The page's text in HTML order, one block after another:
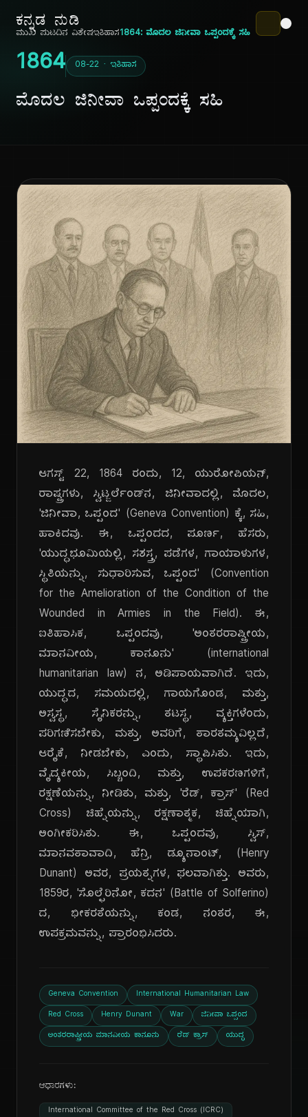
ಕನ್ನಡ ನುಡಿ
ಮುಖ ಪುಟದಿನ ವಿಶೇಷಇತಿಹಾಸ1864: ಮೊದಲ ಜಿನೀವಾ ಒಪ್ಪಂದಕ್ಕೆ ಸಹಿ
1864 08-22 · ಇತಿಹಾಸ
ಮೊದಲ ಜಿನೀವಾ ಒಪ್ಪಂದಕ್ಕೆ ಸಹಿ
ಆಗಸ್ಟ್ 22, 1864 ರಂದು, 12, ಯುರೋಪಿಯನ್,
ರಾಷ್ಟ್ರಗಳು, ಸ್ವಿಟ್ಜರ್ಲೆಂಡ್‌ನ, ಜಿನೀವಾದಲ್ಲಿ, ಮೊದಲ,
'ಜಿನೀವಾ, ಒಪ್ಪಂದ' (Geneva Convention) ಕ್ಕೆ, ಸಹಿ,
ಹಾಕಿದವು. ಈ, ಒಪ್ಪಂದದ, ಪೂರ್ಣ, ಹೆಸರು,
'ಯುದ್ಧಭೂಮಿಯಲ್ಲಿ, ಸಶಸ್ತ್ರ, ಪಡೆಗಳ, ಗಾಯಾಳುಗಳ,
ಸ್ಥಿತಿಯನ್ನು, ಸುಧಾರಿಸುವ, ಒಪ್ಪಂದ' (Convention
for the Amelioration of the Condition of the
Wounded in Armies in the Field). ಈ,
ಐತಿಹಾಸಿಕ, ಒಪ್ಪಂದವು, 'ಅಂತರರಾಷ್ಟ್ರೀಯ,
ಮಾನವೀಯ, ಕಾನೂನು' (international
humanitarian law) ನ, ಅಡಿಪಾಯವಾಗಿದೆ. ಇದು,
ಯುದ್ಧದ, ಸಮಯದಲ್ಲಿ, ಗಾಯಗೊಂಡ, ಮತ್ತು,
ಅಸ್ವಸ್ಥ, ಸೈನಿಕರನ್ನು, ತಟಸ್ಥ, ವ್ಯಕ್ತಿಗಳೆಂದು,
ಪರಿಗಣಿಸಬೇಕು, ಮತ್ತು, ಅವರಿಗೆ, ತಾರತಮ್ಯವಿಲ್ಲದೆ,
ಆರೈಕೆ, ನೀಡಬೇಕು, ಎಂದು, ಸ್ಥಾಪಿಸಿತು. ಇದು,
ವೈದ್ಯಕೀಯ, ಸಿಬ್ಬಂದಿ, ಮತ್ತು, ಉಪಕರಣಗಳಿಗೆ,
ರಕ್ಷಣೆಯನ್ನು, ನೀಡಿತು, ಮತ್ತು, 'ರೆಡ್, ಕ್ರಾಸ್' (Red
Cross) ಚಿಹ್ನೆಯನ್ನು, ರಕ್ಷಣಾತ್ಮಕ, ಚಿಹ್ನೆಯಾಗಿ,
ಅಂಗೀಕರಿಸಿತು. ಈ, ಒಪ್ಪಂದವು, ಸ್ವಿಸ್,
ಮಾನವತಾವಾದಿ, ಹೆನ್ರಿ, ಡ್ಯೂನಾಂಟ್, (Henry
Dunant) ಅವರ, ಪ್ರಯತ್ನಗಳ, ಫಲವಾಗಿತ್ತು. ಅವರು,
1859ರ, 'ಸೊಲ್ಫೆರಿನೋ, ಕದನ' (Battle of Solferino)
ದ, ಭೀಕರತೆಯನ್ನು, ಕಂಡ, ನಂತರ, ಈ,
ಉಪಕ್ರಮವನ್ನು, ಪ್ರಾರಂಭಿಸಿದರು.
Geneva Convention International Humanitarian Law
Red Cross Henry Dunant War ಜಿನೀವಾ ಒಪ್ಪಂದ
ಅಂತರರಾಷ್ಟ್ರೀಯ ಮಾನವೀಯ ಕಾನೂನು ರೆಡ್ ಕ್ರಾಸ್ ಯುದ್ಧ
ಆಧಾರಗಳು:
International Committee of the Red Cross (ICRC)